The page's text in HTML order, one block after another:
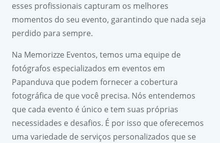
esses profissionais capturam os melhores
momentos do seu evento, garantindo que nada seja
perdido para sempre.
Na Memorizze Eventos, temos uma equipe de
fotógrafos especializados em eventos em
Papanduva que podem fornecer a cobertura
fotográfica de que você precisa. Nós entendemos
que cada evento é único e tem suas próprias
necessidades e desafios. É por isso que oferecemos
uma variedade de serviços personalizados que se